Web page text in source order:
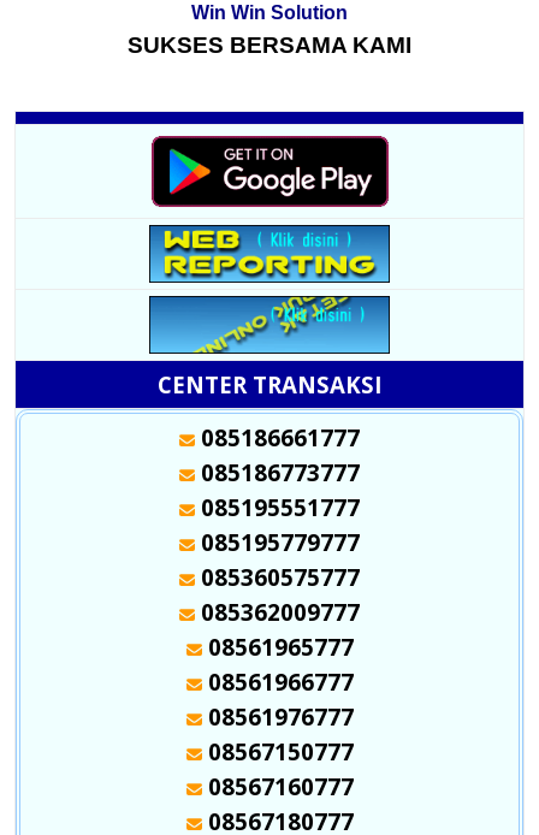
Win Win Solution
SUKSES BERSAMA KAMI
CENTER TRANSAKSI
085186661777
085186773777
085195551777
085195779777
085360575777
085362009777
08561965777
08561966777
08561976777
08567150777
08567160777
08567180777